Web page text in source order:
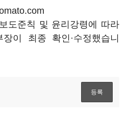
도준칙 및 윤리강령에 따라
이 최종 확인·수정했습니